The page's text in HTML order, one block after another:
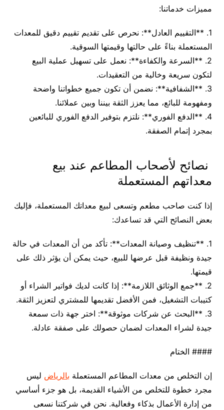
مميزات خدماتنا:
1. **التقييم العادل**: نحرص على تقديم تقييم دقيق للمعدات
المستعملة بناءً على حالتها وقيمتها السوقية.
2. **السرعة والكفاءة**: نعمل على تسهيل عملية البيع
لتكون سريعة وخالية من التعقيدات.
3. **الشفافية**: نضمن أن تكون جميع خطواتنا واضحة
ومفهومة للبائع، مما يعزز الثقة بيننا وبين عملائنا.
4. **الدفع الفوري**: نلتزم بتوفير الدفع الفوري للبائعين
بمجرد إتمام الصفقة.
نصائح لأصحاب المطاعم عند بيع
معداتهم المستعملة
إذا كنت صاحب مطعم وتسعى لبيع معداتك المستعملة، فإليك
بعض النصائح التي قد تساعدك:
1. **تنظيف وصيانة المعدات**: تأكد من أن المعدات في حالة
جيدة ونظيفة قبل عرضها للبيع، حيث يمكن أن يؤثر ذلك على
قيمتها.
2. **جمع الوثائق اللازمة**: إذا كانت لديك فواتير الشراء أو
كتيبات التشغيل، فمن الأفضل تقديمها للمشتري لتعزيز الثقة.
3. **البحث عن شركات موثوقة**: اختر جهة ذات سمعة
جيدة لشراء المعدات لضمان حصولك على صفقة عادلة.
#### الختام
إن التخلص من معدات المطاعم المستعملة بالرياض ليس
مجرد خطوة للتخلص من الأشياء القديمة، بل هو جزء أساسي
من إدارة الأعمال بذكاء وفعالية. نحن في شركتنا نسعى